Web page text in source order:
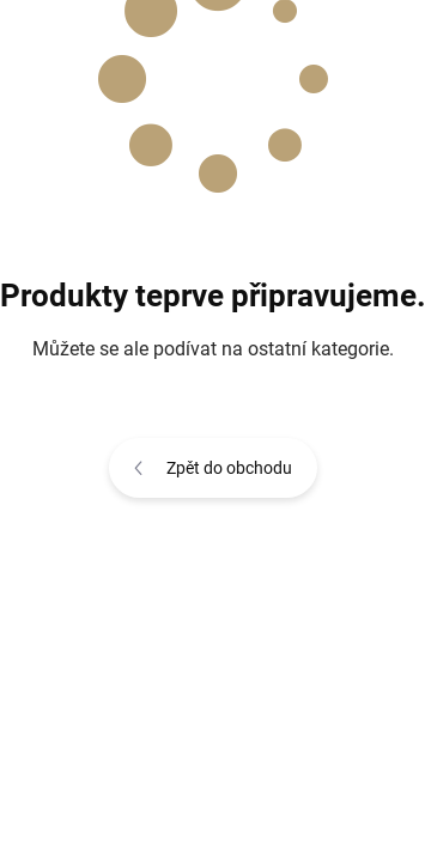
Produkty teprve připravujeme.
Můžete se ale podívat na ostatní kategorie.
Zpět do obchodu